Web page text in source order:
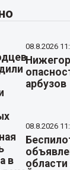
08.8.2026
арбузов
08.8.2026
области